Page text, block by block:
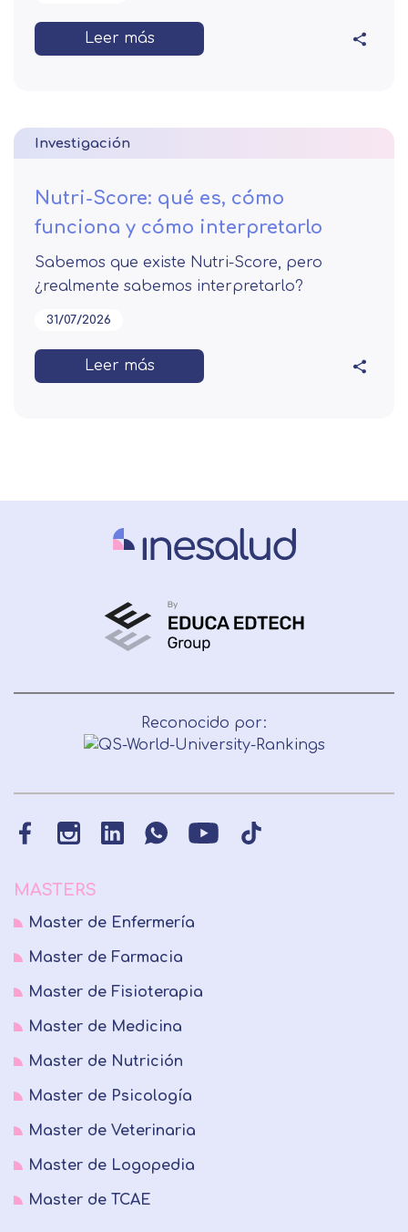
Leer más
Investigación
Nutri-Score: qué es, cómo
funciona y cómo interpretarlo
Sabemos que existe Nutri-Score, pero
¿realmente sabemos interpretarlo?
31/07/2026
Leer más
Reconocido por:
MASTERS
Master de Enfermería
Master de Farmacia
Master de Fisioterapia
Master de Medicina
Master de Nutrición
Master de Psicología
Master de Veterinaria
Master de Logopedia
Master de TCAE